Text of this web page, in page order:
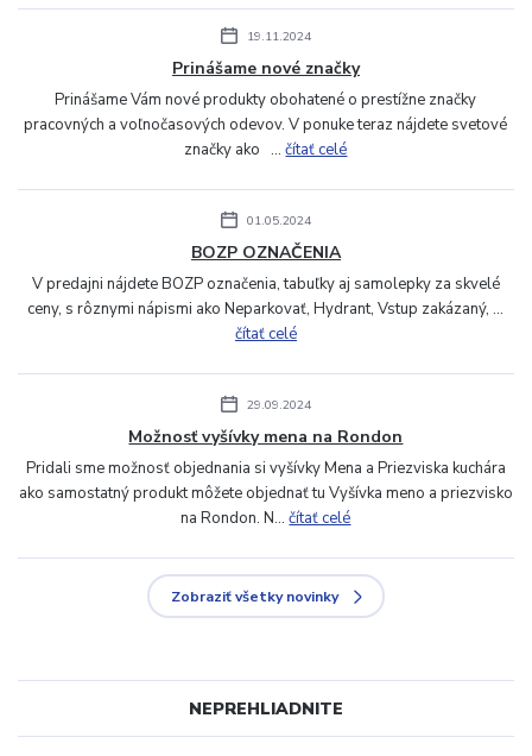
19.11.2024
Prinášame nové značky
Prinášame Vám nové produkty obohatené o prestížne značky
pracovných a voľnočasových odevov. V ponuke teraz nájdete svetové
značky ako ...čítať celé
01.05.2024
BOZP OZNAČENIA
V predajni nájdete BOZP označenia, tabuľky aj samolepky za skvelé
ceny, s rôznymi nápismi ako Neparkovať, Hydrant, Vstup zakázaný, ...
čítať celé
29.09.2024
Možnosť vyšívky mena na Rondon
Pridali sme možnosť objednania si vyšívky Mena a Priezviska kuchára
ako samostatný produkt môžete objednať tu Vyšívka meno a priezvisko
na Rondon. N...čítať celé
Zobraziť všetky novinky
NEPREHLIADNITE